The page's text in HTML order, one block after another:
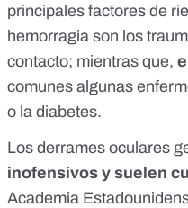
principales factores de
hemorragia son los
contacto; mientras que,
comunes algunas
o la diabetes.
Los derrames oculares
inofensivos y suelen
Academia